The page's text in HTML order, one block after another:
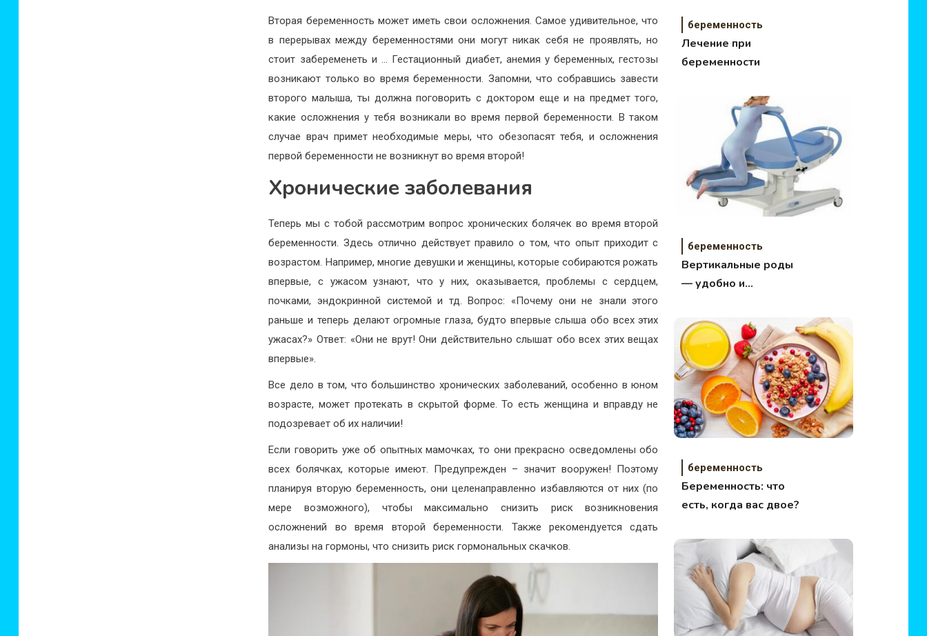
Вторая беременность может иметь свои осложнения. Самое удивительное, что
в перерывах между беременностями они могут никак себя не проявлять, но
стоит забеременеть и … Гестационный диабет, анемия у беременных, гестозы
возникают только во время беременности. Запомни, что собравшись завести
второго малыша, ты должна поговорить с доктором еще и на предмет того,
какие осложнения у тебя возникали во время первой беременности. В таком
случае врач примет необходимые меры, что обезопасят тебя, и осложнения
первой беременности не возникнут во время второй!
Хронические заболевания
Теперь мы с тобой рассмотрим вопрос хронических болячек во время второй
беременности. Здесь отлично действует правило о том, что опыт приходит с
возрастом. Например, многие девушки и женщины, которые собираются рожать
впервые, с ужасом узнают, что у них, оказывается, проблемы с сердцем,
почками, эндокринной системой и тд. Вопрос: «Почему они не знали этого
раньше и теперь делают огромные глаза, будто впервые слыша обо всех этих
ужасах?» Ответ: «Они не врут! Они действительно слышат обо всех этих вещах
впервые».
Все дело в том, что большинство хронических заболеваний, особенно в юном
возрасте, может протекать в скрытой форме. То есть женщина и вправду не
подозревает об их наличии!
Если говорить уже об опытных мамочках, то они прекрасно осведомлены обо
всех болячках, которые имеют. Предупрежден – значит вооружен! Поэтому
планируя вторую беременность, они целенаправленно избавляются от них (по
мере возможного), чтобы максимально снизить риск возникновения
осложнений во время второй беременности. Также рекомендуется сдать
анализы на гормоны, что снизить риск гормональных скачков.
беременность
Лечение при
беременности
беременность
Вертикальные роды
— удобно и
беременность
Беременность: что
есть, когда вас двое?